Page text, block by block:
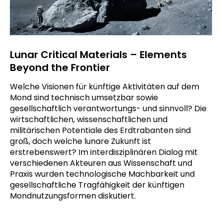
Lunar Critical Materials – Elements
Beyond the Frontier
Welche Visionen für künftige Aktivitäten auf dem
Mond sind technisch umsetzbar sowie
gesellschaftlich verantwortungs- und sinnvoll? Die
wirtschaftlichen, wissenschaftlichen und
militärischen Potentiale des Erdtrabanten sind
groß, doch welche lunare Zukunft ist
erstrebenswert? Im interdisziplinären Dialog mit
verschiedenen Akteuren aus Wissenschaft und
Praxis wurden technologische Machbarkeit und
gesellschaftliche Tragfähigkeit der künftigen
Mondnutzungsformen diskutiert.